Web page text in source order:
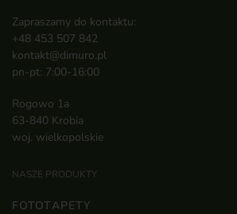
Zapraszamy do kontaktu:
+48 453 507 842
kontakt@dimuro.pl
pn-pt: 7:00-16:00
Rogowo 1a
63-840 Krobia
woj. wielkopolskie
NASZE PRODUKTY
FOTOTAPETY